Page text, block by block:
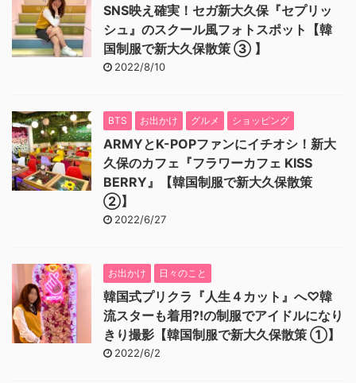
SNS映え確実！セガ新大久保『セプリッ
シュ』のスクール風フォトスポット【韓
国制服で新大久保散策 ③ 】
2022/8/10
BTS お出かけ グルメ ショッピング
ARMYとK-POPファンにイチオシ！新大
久保のカフェ『フラワーカフェ KISS
BERRY』【韓国制服で新大久保散策
②】
2022/6/27
お出かけ 日々のこと
韓国式プリクラ『人生４カット』へ♡韓
流スターも着用⁈の制服でアイドルになり
きり撮影【韓国制服で新大久保散策 ①】
2022/6/2